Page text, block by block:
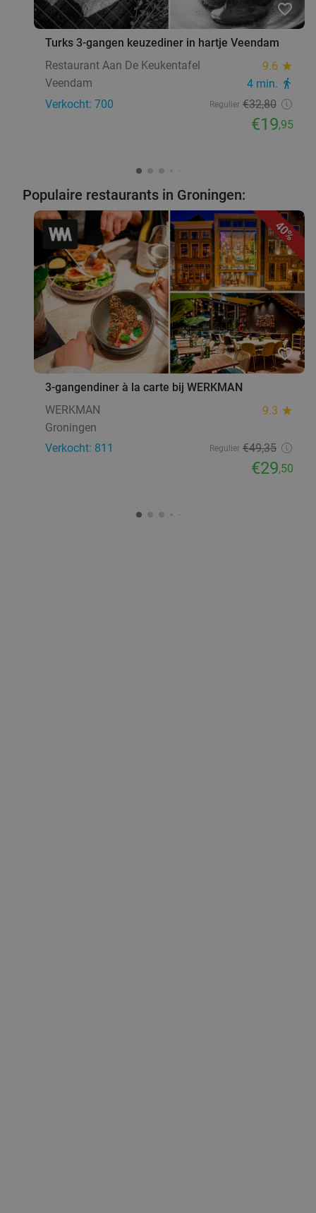
favorite_border
Turks 3-gangen keuzediner in hartje Veendam
Restaurant Aan De Keukentafel
9.6 star
Veendam 4 min. directions_walk
Verkocht: 700 Regulier €32,80
€19,95
Populaire restaurants in Groningen:
40%
favorite_border
3-gangendiner à la carte bij WERKMAN
WERKMAN
9.3 star
Groningen
Verkocht: 811
Regulier €49,35
€29,50